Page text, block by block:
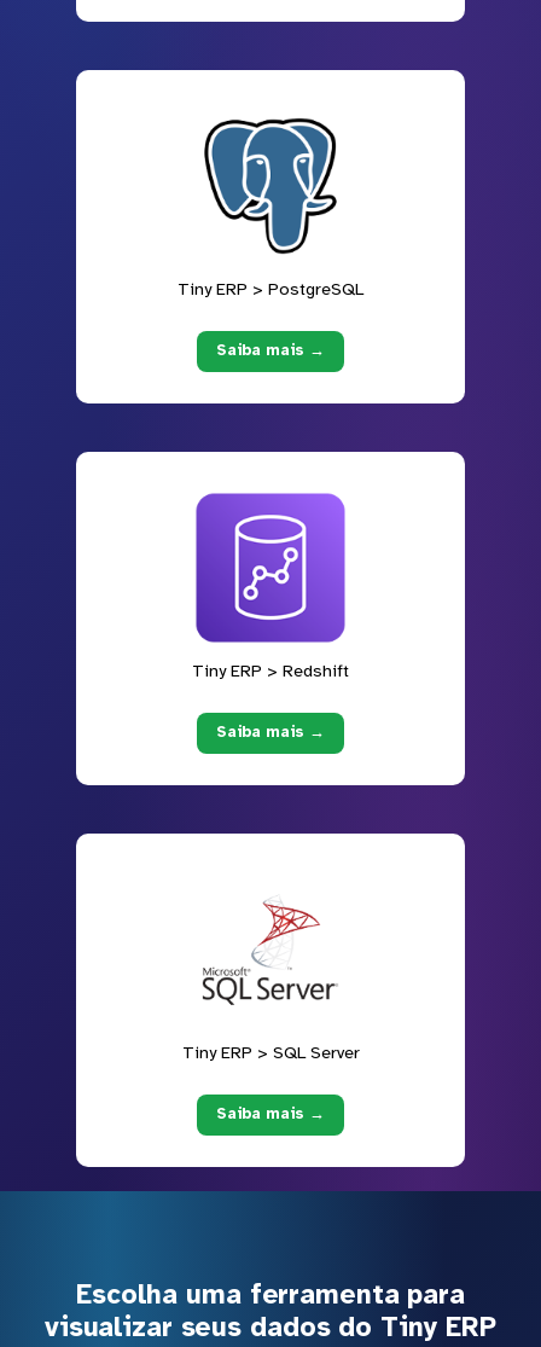
Tiny ERP > PostgreSQL
Saiba mais →
Tiny ERP > Redshift
Saiba mais →
Tiny ERP > SQL Server
Saiba mais →
Escolha uma ferramenta para
visualizar seus dados do Tiny ERP